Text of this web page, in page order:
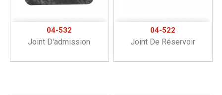
04-532
Joint D'admission
04-522
Joint De Réservoir